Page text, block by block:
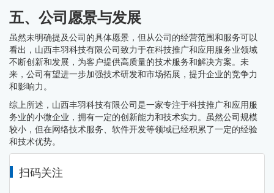
五、公司愿景与发展
虽然未明确提及公司的具体愿景，但从公司的经营范围和服务可以
看出，山西丰羽科技有限公司致力于在科技推广和应用服务业领域
不断创新和发展，为客户提供高质量的技术服务和解决方案。未
来，公司有望进一步加强技术研发和市场拓展，提升企业的竞争力
和影响力。
综上所述，山西丰羽科技有限公司是一家专注于科技推广和应用服
务业的小微企业，拥有一定的创新能力和技术实力。虽然公司规模
较小，但在网络技术服务、软件开发等领域已经积累了一定的经验
和技术优势。
扫码关注